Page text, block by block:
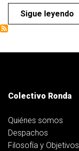
Solicitar visita
Abonos
Sigue leyendo
Colectivo Ronda
Quiénes somos
Despachos
Filosofía y Objetivos